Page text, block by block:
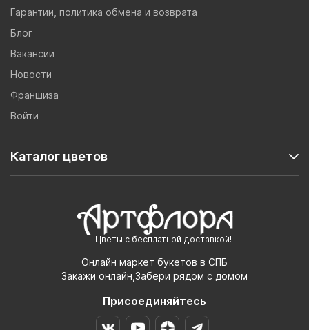
Цветы с бесплатной доставкой!
Онлайн маркет букетов в СПБ
Закажи онлайн,Забери рядом с домом
Присоединяйтесь
Гарантии, политика обмена и возврата
Блог
Вакансии
Новости
Франшиза
Войти
Каталог цветов